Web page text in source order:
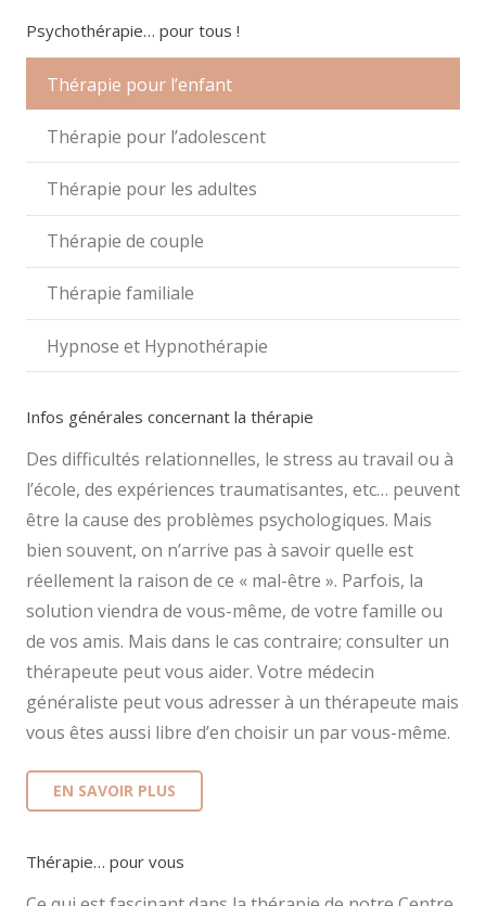
Psychothérapie… pour tous !
Thérapie pour l’enfant
Thérapie pour l’adolescent
Thérapie pour les adultes
Thérapie de couple
Thérapie familiale
Hypnose et Hypnothérapie
Infos générales concernant la thérapie
Des difficultés relationnelles, le stress au travail ou à
l’école, des expériences traumatisantes, etc… peuvent
être la cause des problèmes psychologiques. Mais
bien souvent, on n’arrive pas à savoir quelle est
réellement la raison de ce « mal-être ». Parfois, la
solution viendra de vous-même, de votre famille ou
de vos amis. Mais dans le cas contraire; consulter un
thérapeute peut vous aider. Votre médecin
généraliste peut vous adresser à un thérapeute mais
vous êtes aussi libre d’en choisir un par vous-même.
EN SAVOIR PLUS
Thérapie… pour vous